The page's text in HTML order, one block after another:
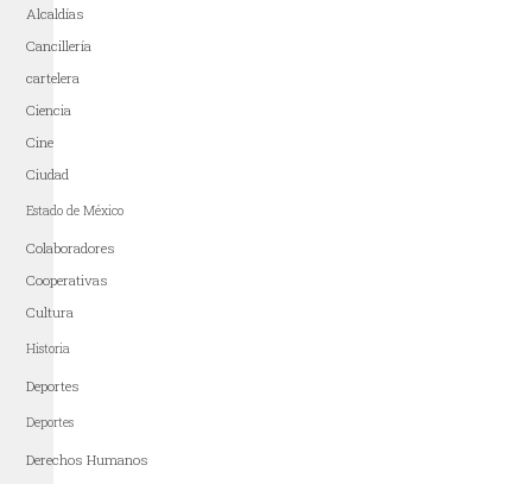
Alcaldías
Cancillería
cartelera
Ciencia
Cine
Ciudad
Estado de México
Colaboradores
Cooperativas
Cultura
Historia
Deportes
Deportes
Derechos Humanos